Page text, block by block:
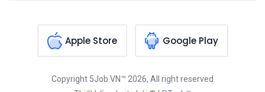
Apple Store Google Play
Copyright 5Job.VN™ 2026, All right reserved